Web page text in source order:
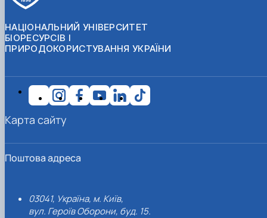
НАЦІОНАЛЬНИЙ УНІВЕРСИТЕТ
БІОРЕСУРСІВ І
ПРИРОДОКОРИСТУВАННЯ УКРАЇНИ
Поштова адреса
03041, Україна, м. Київ,
вул. Героїв Оборони, буд. 15.
Карта сайту